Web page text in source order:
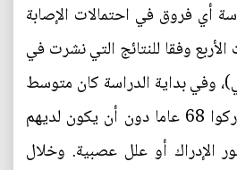
أي فروق في احتمالات الإصابة
وفقا للنتائج التي نشرت في
وفي بداية الدراسة كان متوسط
أعمار الرجال الذين شاركوا 68 عاما دون أن يكون لديهم
الإدراك أو علل عصبية. وخلال